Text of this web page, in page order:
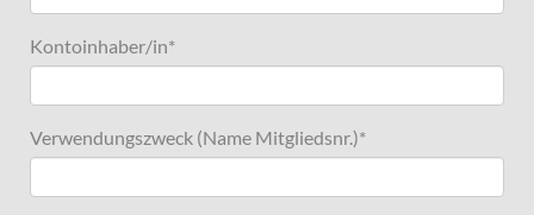
Kontoinhaber/in*
Verwendungszweck (Name Mitgliedsnr.)*